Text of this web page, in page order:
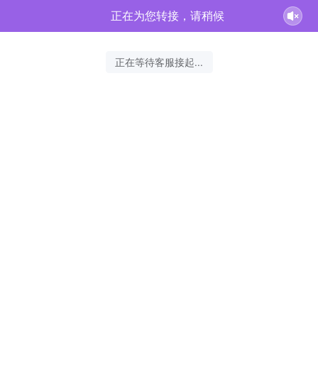
正在为您转接，请稍候
正在等待客服接起...